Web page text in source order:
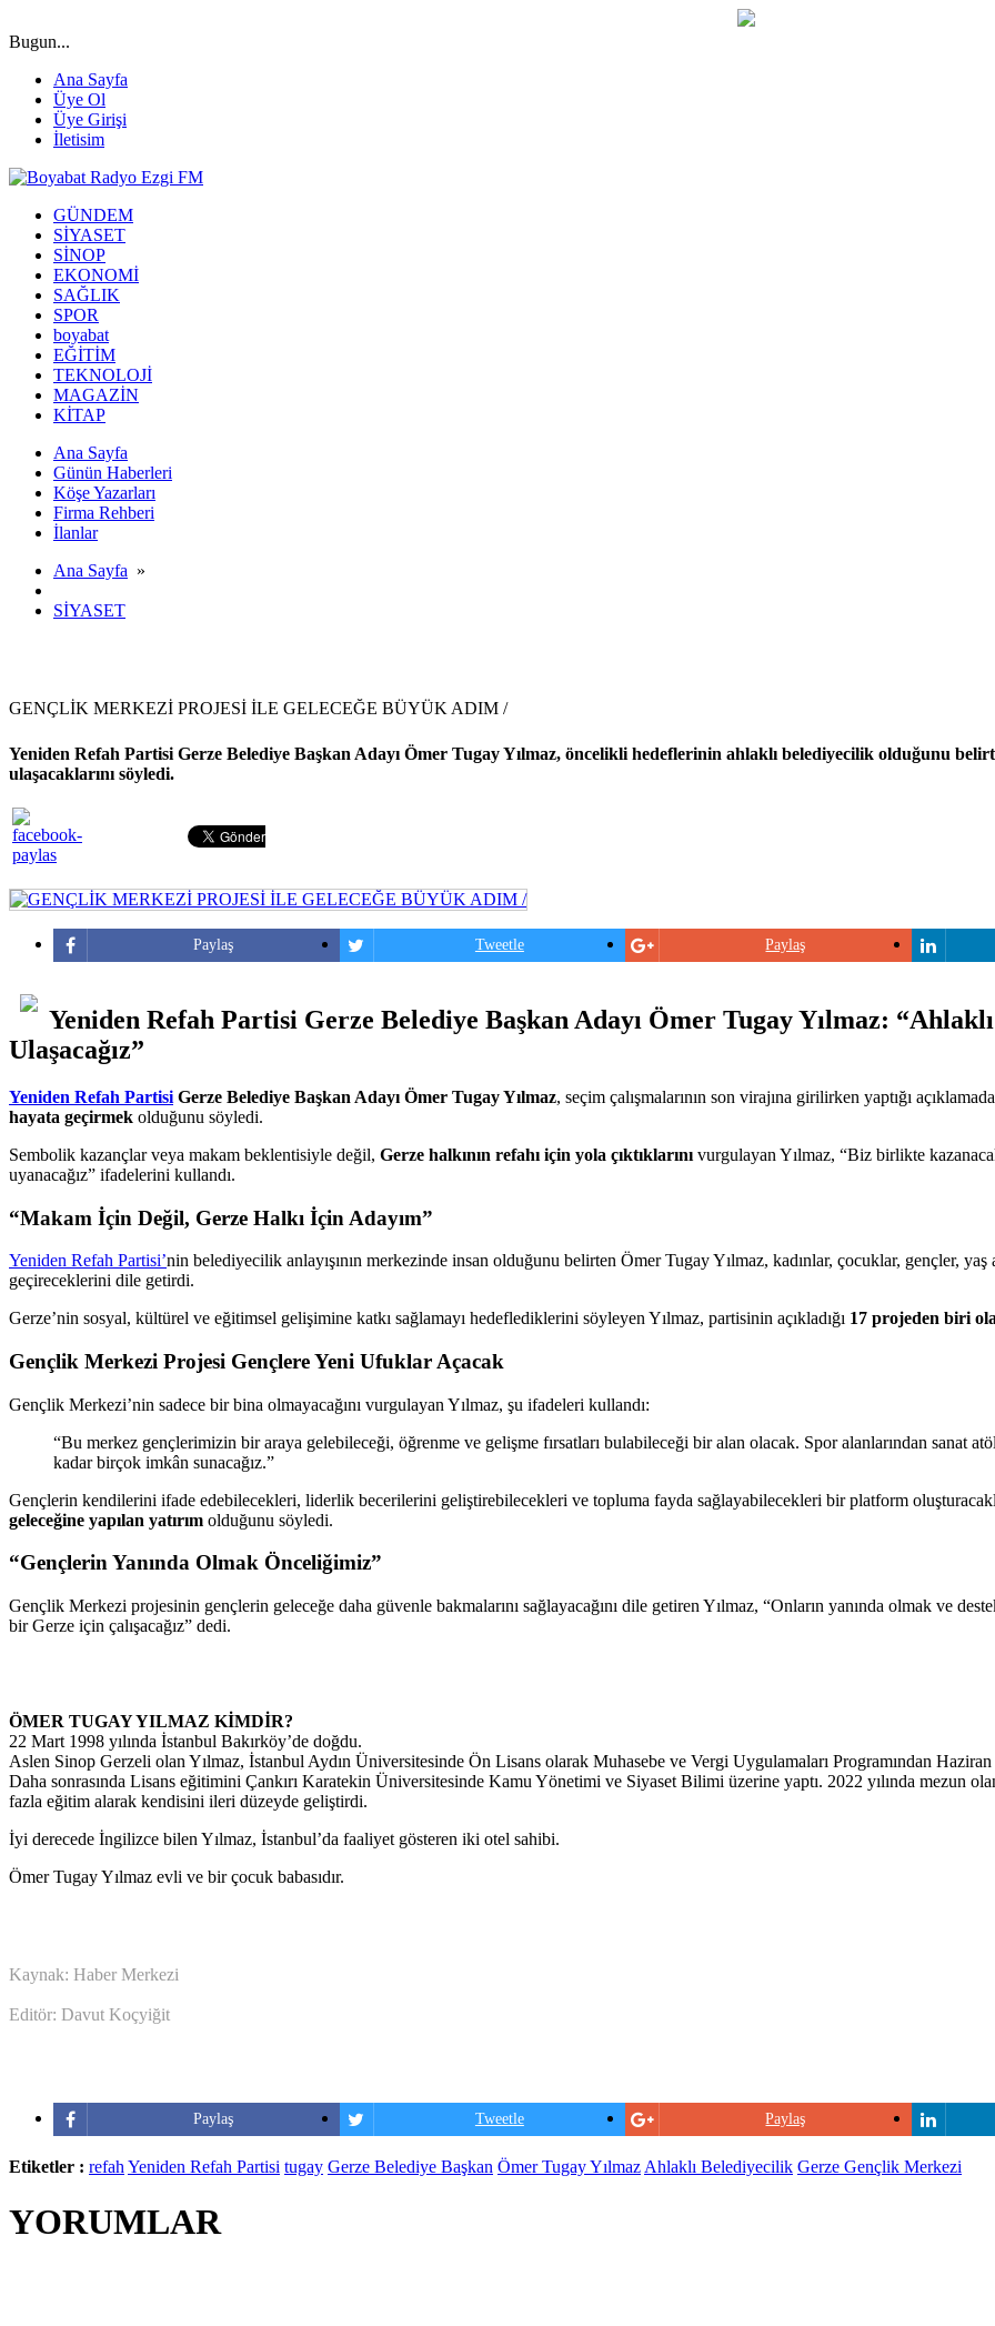
Bugun...
Ana Sayfa
Üye Ol
Üye Girişi
İletisim
GÜNDEM
SİYASET
SİNOP
EKONOMİ
SAĞLIK
SPOR
boyabat
EĞİTİM
TEKNOLOJİ
MAGAZİN
KİTAP
Ana Sayfa
Günün Haberleri
Köşe Yazarları
Firma Rehberi
İlanlar
Ana Sayfa »
SİYASET
GENÇLİK MERKEZİ PROJESİ İLE GELECEĞE BÜYÜK ADIM /
Yeniden Refah Partisi Gerze Belediye Başkan Adayı Ömer Tugay Yılmaz, öncelikli hedeflerinin ahlaklı belediyecilik olduğunu
ulaşacaklarını söyledi.
Paylaş Tweetle Paylaş
Yeniden Refah Partisi Gerze Belediye Başkan Adayı Ömer Tugay Yılmaz:
Ulaşacağız”
Yeniden Refah Partisi Gerze Belediye Başkan Adayı Ömer Tugay Yılmaz, seçim çalışmalarının son virajına girilirken yaptığı
hayata geçirmek olduğunu söyledi.
Sembolik kazançlar veya makam beklentisiyle değil, Gerze halkının refahı için yola çıktıklarını vurgulayan Yılmaz, “Biz birlikte
uyanacağız” ifadelerini kullandı.
“Makam İçin Değil, Gerze Halkı İçin Adayım”
Yeniden Refah Partisi’nin belediyecilik anlayışının merkezinde insan olduğunu belirten Ömer Tugay Yılmaz, kadınlar, çocuklar, gençler,
geçireceklerini dile getirdi.
Gerze’nin sosyal, kültürel ve eğitimsel gelişimine katkı sağlamayı hedeflediklerini söyleyen Yılmaz, partisinin açıkladığı 17 projeden biri
Gençlik Merkezi Projesi Gençlere Yeni Ufuklar Açacak
Gençlik Merkezi’nin sadece bir bina olmayacağını vurgulayan Yılmaz, şu ifadeleri kullandı:
“Bu merkez gençlerimizin bir araya gelebileceği, öğrenme ve gelişme fırsatları bulabileceği bir alan olacak. Spor alanlarından sanat
kadar birçok imkân sunacağız.”
Gençlerin kendilerini ifade edebilecekleri, liderlik becerilerini geliştirebilecekleri ve topluma fayda sağlayabilecekleri bir platform
geleceğine yapılan yatırım olduğunu söyledi.
“Gençlerin Yanında Olmak Önceliğimiz”
Gençlik Merkezi projesinin gençlerin geleceğe daha güvenle bakmalarını sağlayacağını dile getiren Yılmaz, “Onların yanında olmak ve
bir Gerze için çalışacağız” dedi.
ÖMER TUGAY YILMAZ KİMDİR?
22 Mart 1998 yılında İstanbul Bakırköy’de doğdu.
Aslen Sinop Gerzeli olan Yılmaz, İstanbul Aydın Üniversitesinde Ön Lisans olarak Muhasebe ve Vergi Uygulamaları Programından
Daha sonrasında Lisans eğitimini Çankırı Karatekin Üniversitesinde Kamu Yönetimi ve Siyaset Bilimi üzerine yaptı. 2022 yılında mezun
fazla eğitim alarak kendisini ileri düzeyde geliştirdi.
İyi derecede İngilizce bilen Yılmaz, İstanbul’da faaliyet gösteren iki otel sahibi.
Ömer Tugay Yılmaz evli ve bir çocuk babasıdır.
Kaynak: Haber Merkezi
Editör: Davut Koçyiğit
Paylaş Tweetle Paylaş
Etiketler : refah Yeniden Refah Partisi tugay Gerze Belediye Başkan Ömer Tugay Yılmaz Ahlaklı Belediyecilik Gerze Gençlik Merkezi
YORUMLAR